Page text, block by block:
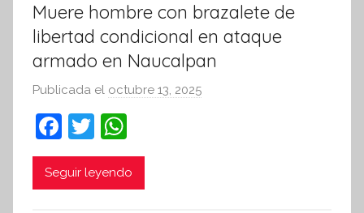
Muere hombre con brazalete de
libertad condicional en ataque
armado en Naucalpan
Publicada el octubre 13, 2025
F
a
c
T
w
itt
h
at
Seguir leyendo